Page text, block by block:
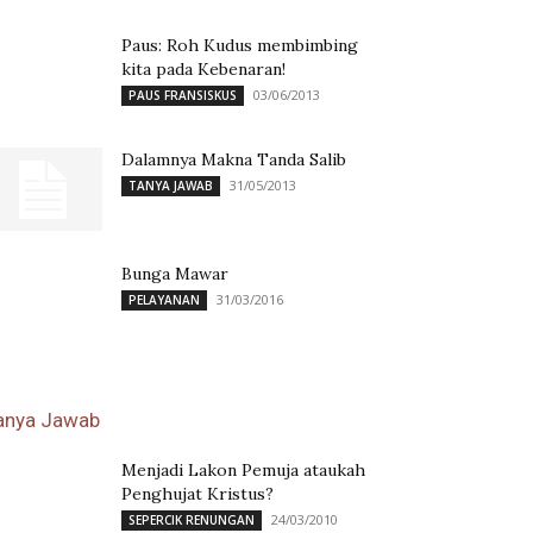
Paus: Roh Kudus membimbing
kita pada Kebenaran!
PAUS FRANSISKUS 03/06/2013
Dalamnya Makna Tanda Salib
TANYA JAWAB 31/05/2013
Bunga Mawar
PELAYANAN 31/03/2016
Jawab
Menjadi Lakon Pemuja ataukah
Penghujat Kristus?
SEPERCIK RENUNGAN 24/03/2010